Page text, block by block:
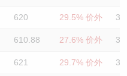
620 29.5% 价外
610.88 27.6% 价外
621 29.7% 价外